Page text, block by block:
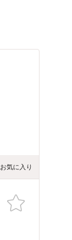
お気に入り